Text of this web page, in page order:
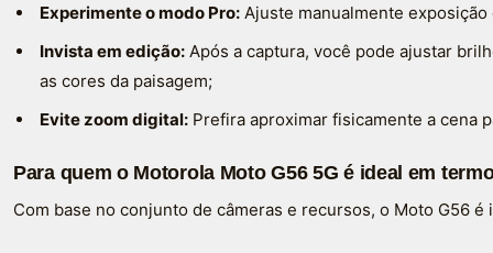
Experimente o modo Pro: Ajuste manualmente
Invista em edição: Após a captura, você pode ajustar
as cores da paisagem;
Evite zoom digital: Prefira aproximar fisicamente a cena
Para quem o Motorola Moto G56 5G é ideal em
Com base no conjunto de câmeras e recursos, o Moto G56 é